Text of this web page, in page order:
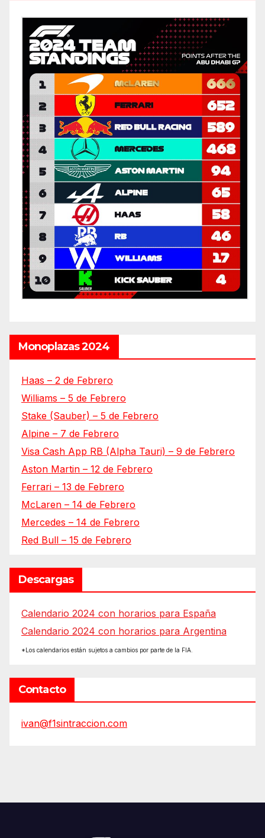
Monoplazas 2024
Haas – 2 de Febrero
Williams – 5 de Febrero
Stake (Sauber) – 5 de Febrero
Alpine – 7 de Febrero
Visa Cash App RB (Alpha Tauri) – 9 de Febrero
Aston Martin – 12 de Febrero
Ferrari – 13 de Febrero
McLaren – 14 de Febrero
Mercedes – 14 de Febrero
Red Bull – 15 de Febrero
Descargas
Calendario 2024 con horarios para España
Calendario 2024 con horarios para Argentina
*Los calendarios están sujetos a cambios por parte de la FIA.
Contacto
ivan@f1sintraccion.com